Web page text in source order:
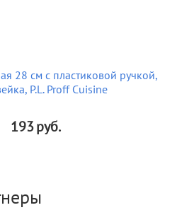
28 см с пластиковой ручкой,
P.L. Proff Cuisine
193руб.